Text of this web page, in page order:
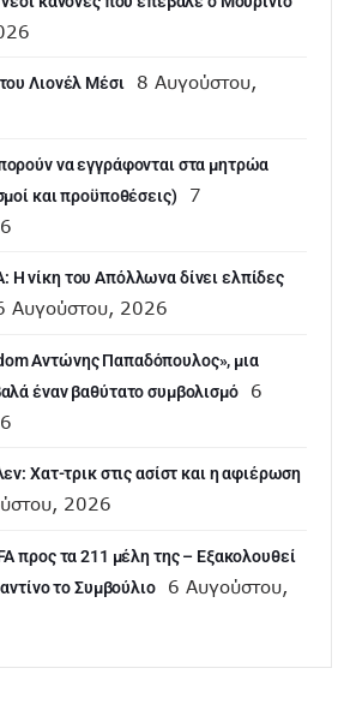
Λιονέλ Μέσι
8 Αυγούστου,
να εγγράφονται στα μητρώα
και προϋποθέσεις)
7
νίκη του Απόλλωνα δίνει ελπίδες
Αυγούστου, 2026
Αντώνης Παπαδόπουλος», μια
έναν βαθύτατο συμβολισμό
6
Χατ-τρικ στις ασίστ και η αφιέρωση
2026
προς τα 211 μέλη της – Εξακολουθεί
το Συμβούλιο
6 Αυγούστου,